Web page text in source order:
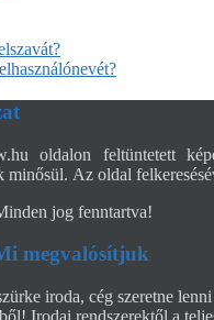
oldalon feltüntetett
minősül. Az oldal
jog fenntartva!
megvalósítjuk
iroda, cég szeretne